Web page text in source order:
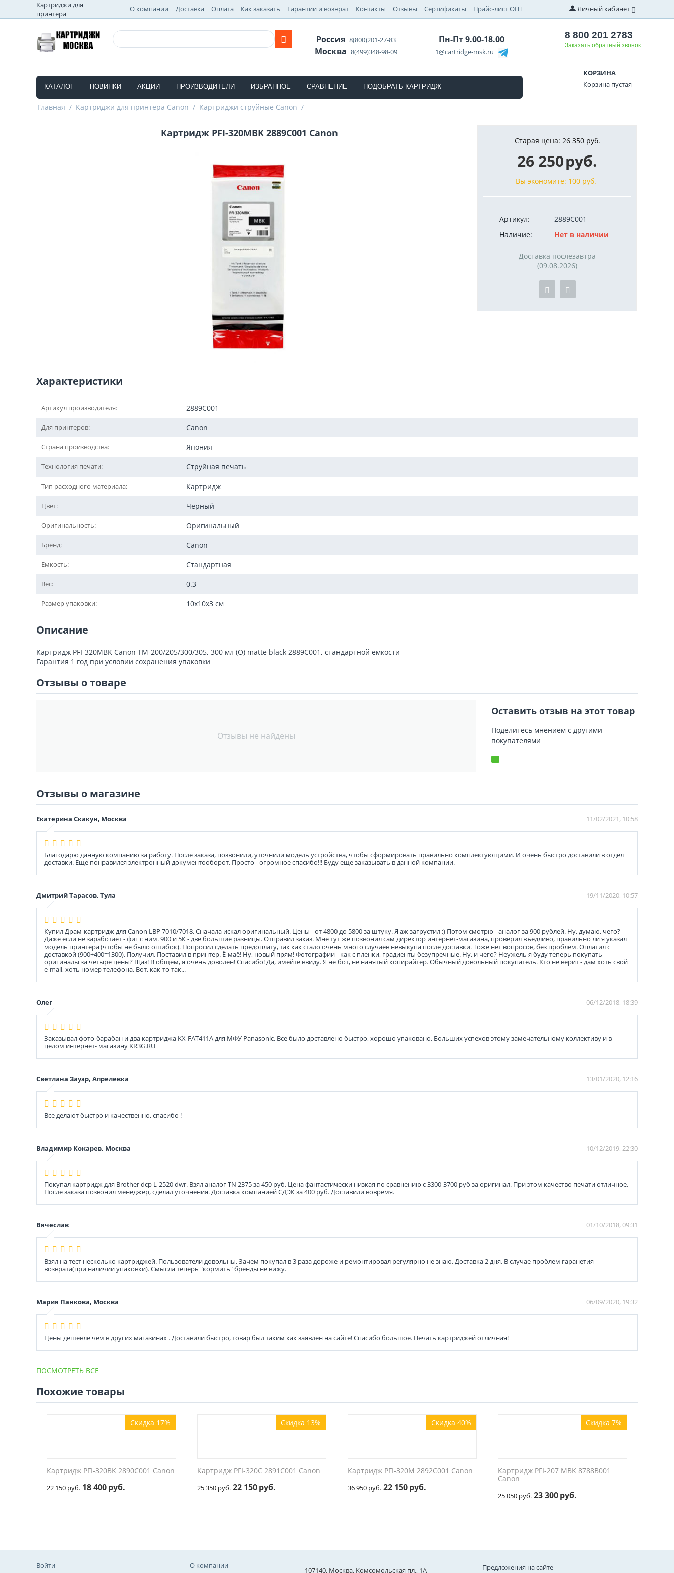
Картриджи для
принтера
О компании Доставка Оплата Как заказать Гарантии и возврат Контакты Отзывы Сертификаты Прайс-лист ОПТ Личный кабинет
Россия8(800)201-27-83
Москва8(499)348-98-09
Пн-Пт 9.00-18.00
1@cartridge-msk.ru
8 800 201 2783
Заказать обратный звонок
КАТАЛОГ НОВИНКИ АКЦИИ ПРОИЗВОДИТЕЛИ ИЗБРАННОЕ СРАВНЕНИЕ ПОДОБРАТЬ КАРТРИДЖ
КОРЗИНА
Корзина пустая
Главная / Картриджи для принтера Canon / Картриджи струйные Canon /
Картридж PFI-320MBK 2889C001 Canon
Старая цена: 26 350 руб.
26 250руб.
Вы экономите: 100 руб.
Артикул:
2889C001
Наличие:
Нет в наличии
Доставка послезавтра
(09.08.2026)
Характеристики
Артикул производителя: 2889C001
Для принтеров: Canon
Страна производства: Япония
Технология печати: Струйная печать
Тип расходного материала: Картридж
Цвет: Черный
Оригинальность: Оригинальный
Бренд: Canon
Емкость: Стандартная
Вес: 0.3
Размер упаковки: 10x10x3 см
Описание
Картридж PFI-320MBK Canon TM-200/205/300/305, 300 мл (О) matte black 2889C001, стандартной емкости
Гарантия 1 год при условии сохранения упаковки
Отзывы о товаре
Отзывы не найдены
Оставить отзыв на этот товар
Поделитесь мнением с другими
покупателями
Отзывы о магазине
Екатерина Скакун, Москва 11/02/2021, 10:58
Благодарю данную компанию за работу. После заказа, позвонили, уточнили модель устройства, чтобы сформировать правильно комплектующими. И очень быстро доставили в отдел
доставки. Еще понравился электронный документооборот. Просто - огромное спасибо!!! Буду еще заказывать в данной компании.
Дмитрий Тарасов, Тула 19/11/2020, 10:57
Купил Драм-картридж для Canon LBP 7010/7018. Сначала искал оригинальный. Цены - от 4800 до 5800 за штуку. Я аж загрустил :) Потом смотрю - аналог за 900 рублей. Ну, думаю, чего?
Даже если не заработает - фиг с ним. 900 и 5К - две большие разницы. Отправил заказ. Мне тут же позвонил сам директор интернет-магазина, проверил въедливо, правильно ли я указал
модель принтера (чтобы не было ошибок). Попросил сделать предоплату, так как стало очень много случаев невыкупа после доставки. Тоже нет вопросов, без проблем. Оплатил с
доставкой (900+400=1300). Получил. Поставил в принтер. Ё-маё! Ну, новый прям! Фотографии - как с пленки, градиенты безупречные. Ну, и чего? Неужель я буду теперь покупать
оригиналы за четыре цены? Щаз! В общем, я очень доволен! Спасибо! Да, имейте ввиду. Я не бот, не нанятый копирайтер. Обычный довольный покупатель. Кто не верит - дам хоть свой
e-mail, хоть номер телефона. Вот, как-то так...
Олег 06/12/2018, 18:39
Заказывал фото-барабан и два картриджа KX-FAT411A для МФУ Panasonic. Все было доставлено быстро, хорошо упаковано. Больших успехов этому замечательному коллективу и в
целом интернет- магазину KR3G.RU
Светлана Зауэр, Апрелевка 13/01/2020, 12:16
Все делают быстро и качественно, спасибо !
Владимир Кокарев, Москва 10/12/2019, 22:30
Покупал картридж для Brother dcp L-2520 dwr. Взял аналог TN 2375 за 450 руб. Цена фантастически низкая по сравнению с 3300-3700 руб за оригинал. При этом качество печати отличное.
После заказа позвонил менеджер, сделал уточнения. Доставка компанией СДЭК за 400 руб. Доставили вовремя.
Вячеслав 01/10/2018, 09:31
Взял на тест несколько картриджей. Пользователи довольны. Зачем покупал в 3 раза дороже и ремонтировал регулярно не знаю. Доставка 2 дня. В случае проблем гаранетия
возврата(при наличии упаковки). Смысла теперь "кормить" бренды не вижу.
Мария Панкова, Москва 06/09/2020, 19:32
Цены дешевле чем в других магазинах . Доставили быстро, товар был таким как заявлен на сайте! Спасибо большое. Печать картриджей отличная!
ПОСМОТРЕТЬ ВСЕ
Похожие товары
Скидка 17%
Картридж PFI-320BK 2890C001 Canon
22 150руб. 18 400руб.
Скидка 13%
Картридж PFI-320C 2891C001 Canon
25 350руб. 22 150руб.
Скидка 40%
Картридж PFI-320M 2892C001 Canon
36 950руб. 22 150руб.
Скидка 7%
Картридж PFI-207 MBK 8788B001
Canon
25 050руб. 23 300руб.
Войти
О компании
107140, Москва, Комсомольская пл., 1А
Предложения на сайте